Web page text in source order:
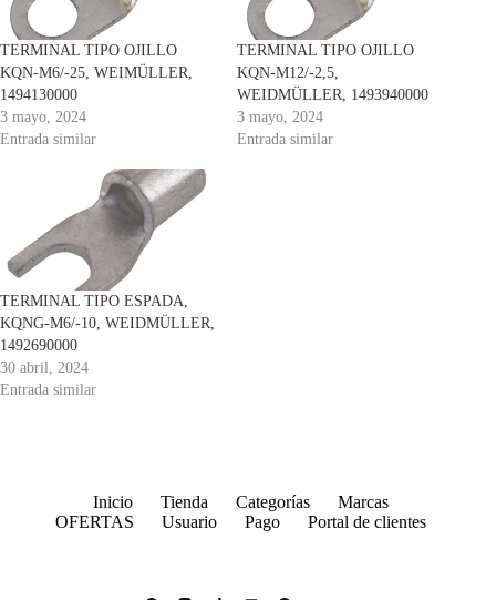
TERMINAL TIPO OJILLO
KQN-M6/-25, WEIMÜLLER,
1494130000
3 mayo, 2024
Entrada similar
TERMINAL TIPO OJILLO
KQN-M12/-2,5,
WEIDMÜLLER, 1493940000
3 mayo, 2024
Entrada similar
TERMINAL TIPO ESPADA,
KQNG-M6/-10, WEIDMÜLLER,
1492690000
30 abril, 2024
Entrada similar
Inicio Tienda Categorías
Marcas
OFERTAS
Usuario Pago Portal de clientes